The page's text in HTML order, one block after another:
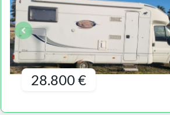
28.800 €